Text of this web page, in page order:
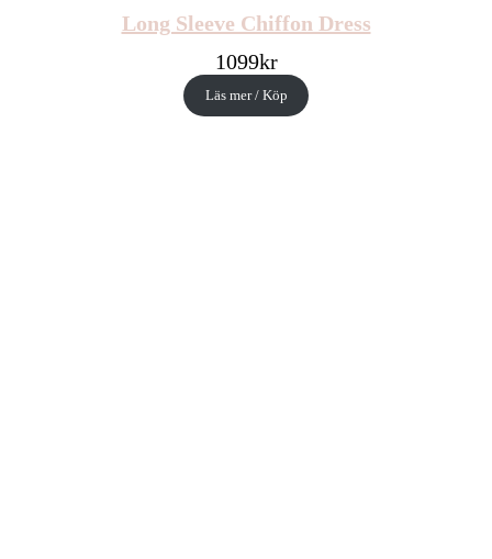
Long Sleeve Chiffon Dress
1099kr
Läs mer / Köp